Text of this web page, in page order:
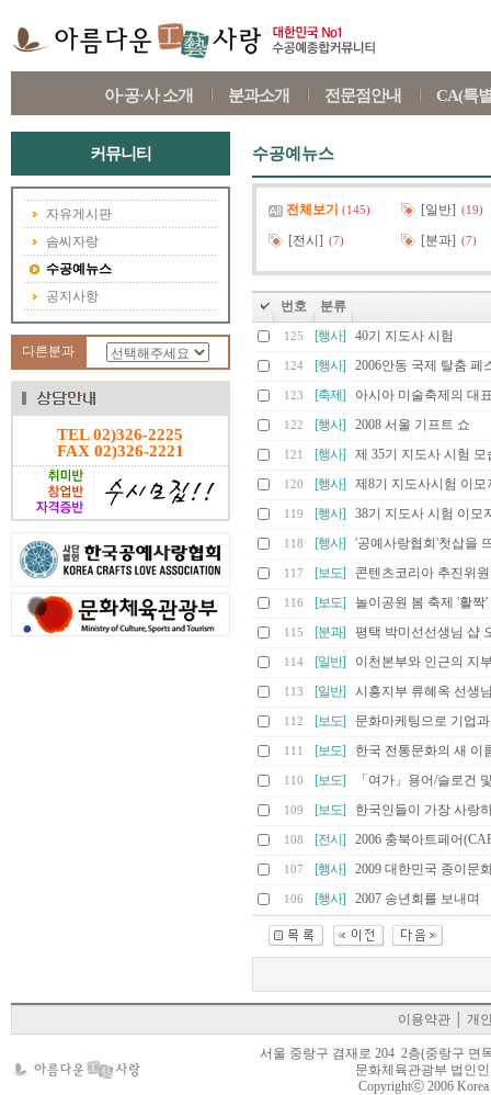
아·공·사 소개 분과소개 전문점안내 CA(특
커뮤니티
자유게시판
솜씨자랑
수공예뉴스
공지사항
다른분과
TEL 02)326-2225
FAX 02)326-2221
수공예뉴스
전체보기 (145) [일반] (19)
[전시] (7) [분과] (7)
번호 분류
125 [행사] 40기 지도사 시험
124 [행사] 2006안동 국제 탈춤 페
123 [축제] 아시아 미술축제의 대
122 [행사] 2008 서울 기프트 쇼
121 [행사] 제 35기 지도사 시험 모
120 [행사] 제8기 지도사시험 이모
119 [행사] 38기 지도사 시험 이모
118 [행사] '공예사랑협회'첫삽을
117 [보도] 콘텐츠코리아 추진위
116 [보도] 놀이공원 봄 축제 '활짝'
115 [분과] 평택 박미선선생님 샵
114 [일반] 이천본부와 인근의 지
113 [일반] 시흥지부 류혜옥 선생
112 [보도] 문화마케팅으로 기업
111 [보도] 한국 전통문화의 새 이
110 [보도] 「여가」용어/슬로건
109 [보도] 한국인들이 가장 사랑
108 [전시] 2006 충북아트페어
107 [행사] 2009 대한민국 종이문
106 [행사] 2007 송년회를 보내며
이용약관 │개
서울 중랑구 겸재로 204 2층(중랑구 면
문화체육관광부 법인
Copyrightⓒ 2006 Korea